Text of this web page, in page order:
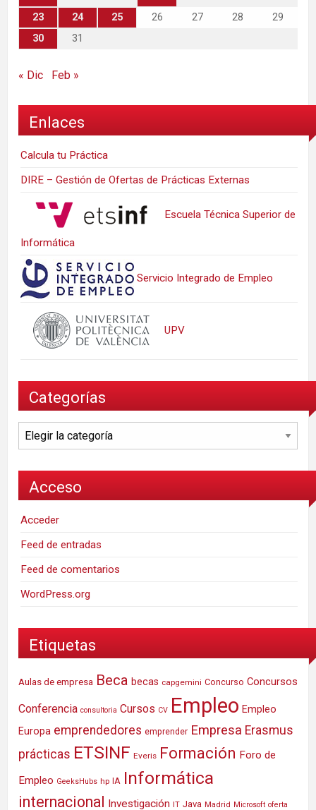
23
24 25 26 27 28
29
30
31
« Dic Feb »
Enlaces
Calcula tu Práctica
DIRE – Gestión de Ofertas de Prácticas Externas
Escuela Técnica Superior de
Informática
Servicio Integrado de Empleo
UPV
Categorías
Categorías
Acceso
Acceder
Feed de entradas
Feed de comentarios
WordPress.org
Etiquetas
Aulas de empresa Beca becas capgemini Concurso Concursos
Conferencia consultoria Cursos CV Empleo Empleo
Europa emprendedores emprender Empresa Erasmus
prácticas ETSINF Everis Formación Foro de
Empleo GeeksHubs hp IA Informática
internacional Investigación IT Java Madrid Microsoft oferta